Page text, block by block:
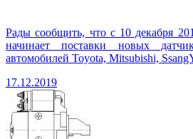
Рады сообщить, что с 10 декабря
начинает поставки новых
автомобилей Toyota, Mitsubishi,
17.12.2019